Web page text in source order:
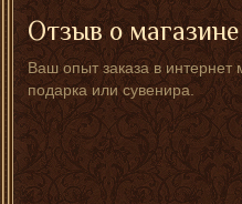
Отзыв о
Ваш опыт заказа в интернет
подарка или сувенира.